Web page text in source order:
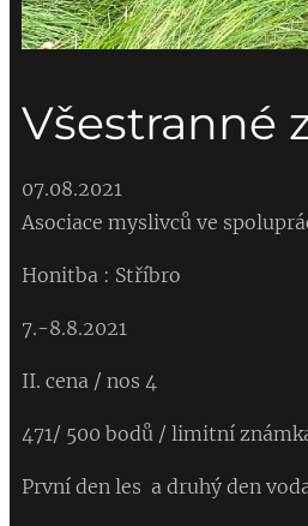
Všestranné
07.08.2021
Asociace myslivců ve
Honitba : Stříbro
7.-8.8.2021
II. cena / nos 4
471/ 500 bodů / limitní
První den les a druhý den